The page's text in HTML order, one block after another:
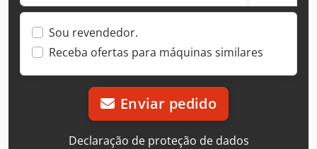
Sou revendedor.
Receba ofertas para máquinas similares
Enviar pedido
Declaração de proteção de dados